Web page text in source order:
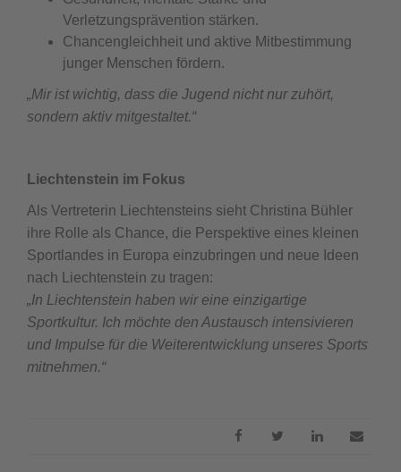
Verletzungsprävention stärken.
Chancengleichheit und aktive Mitbestimmung
junger Menschen fördern.
„Mir ist wichtig, dass die Jugend nicht nur zuhört,
sondern aktiv mitgestaltet.“
Liechtenstein im Fokus
Als Vertreterin Liechtensteins sieht Christina Bühler
ihre Rolle als Chance, die Perspektive eines kleinen
Sportlandes in Europa einzubringen und neue Ideen
nach Liechtenstein zu tragen:
„In Liechtenstein haben wir eine einzigartige
Sportkultur. Ich möchte den Austausch intensivieren
und Impulse für die Weiterentwicklung unseres Sports
mitnehmen.“